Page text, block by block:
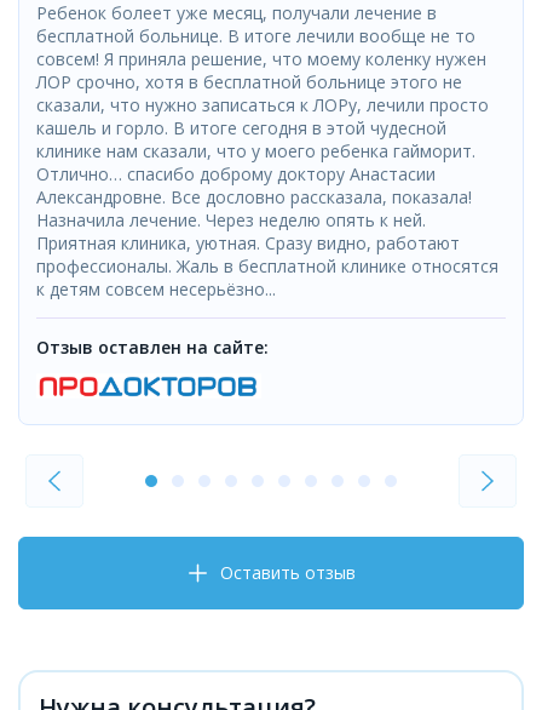
Ребенок болеет уже месяц, получали лечение в
бесплатной больнице. В итоге лечили вообще не то
совсем! Я приняла решение, что моему коленку нужен
ЛОР срочно, хотя в бесплатной больнице этого не
сказали, что нужно записаться к ЛОРу, лечили просто
кашель и горло. В итоге сегодня в этой чудесной
клинике нам сказали, что у моего ребенка гайморит.
Отлично… спасибо доброму доктору Анастасии
Александровне. Все дословно рассказала, показала!
Назначила лечение. Через неделю опять к ней.
Приятная клиника, уютная. Сразу видно, работают
профессионалы. Жаль в бесплатной клинике относятся
к детям совсем несерьёзно...
Отзыв оставлен на сайте:
Оставить отзыв